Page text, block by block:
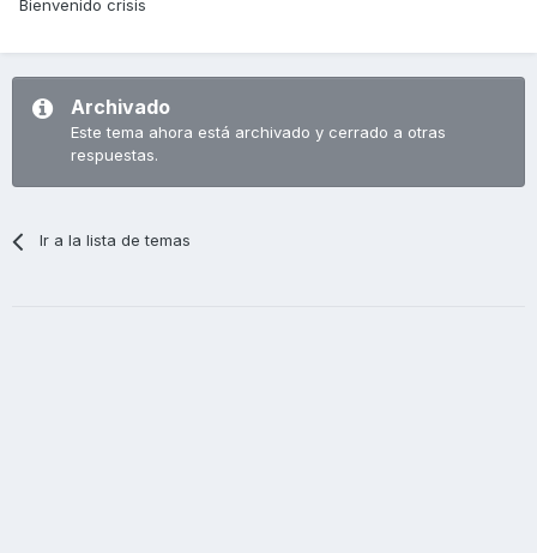
Bienvenido crisis
Archivado
Este tema ahora está archivado y cerrado a otras
respuestas.
Ir a la lista de temas